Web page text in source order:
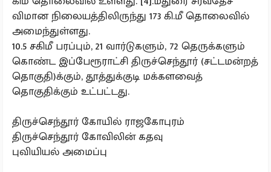
விமான நிலையத்திலிருந்து 173 கி.மீ தொலைவில்
அமைந்துள்ளது.
10.5 சகிமீ பரப்பும், 21 வார்டுகளும், 72 தெருக்களும்
கொண்ட இப்பேரூராட்சி திருச்செந்தூர் (சட்டமன்றத்
தொகுதி)க்கும், தூத்துக்குடி மக்களவைத்
தொகுதிக்கும் உட்பட்டது.
திருச்செந்தூர் கோயில் ராஜகோபுரம்
திருச்செந்தூர் கோவிலின் கதவு
புவியியல் அமைப்பு